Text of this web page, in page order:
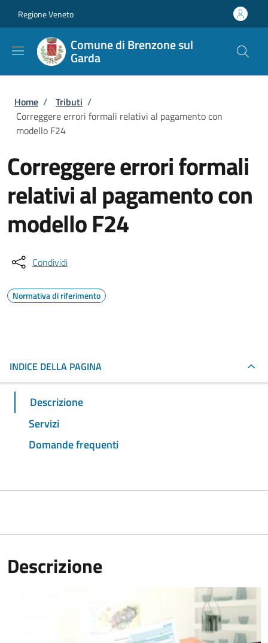
Regione Veneto
Comune di Brenzone sul
Garda
Briciole di pane
Home / Tributi /
Correggere errori formali relativi al pagamento con
modello F24
Correggere errori formali
relativi al pagamento con
modello F24
Condividi
Normativa di riferimento
INDICE DELLA PAGINA
Descrizione
Servizi
Domande frequenti
Descrizione